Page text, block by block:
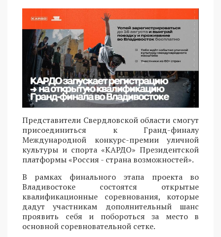
Представители Свердловской области смогут
присоединиться к Гранд-финалу
Международной конкурс-премии уличной
культуры и спорта «КАРДО» Президентской
платформы «Россия - страна возможностей».
В рамках финального этапа проекта во
Владивостоке состоятся открытые
квалификационные соревнования, которые
дадут участникам дополнительный шанс
проявить себя и побороться за место в
основной соревновательной сетке.